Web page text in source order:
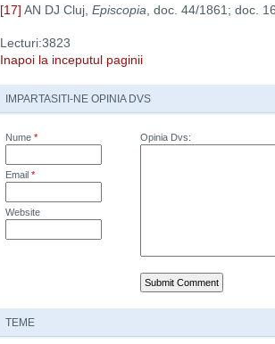
[17] AN DJ Cluj, Episcopia , doc. 44/1861; doc.
Lecturi:3823
Inapoi la inceputul paginii
IMPARTASITI-NE OPINIA DVS
Nume *
Email *
Website
Opinia Dvs:
TEME